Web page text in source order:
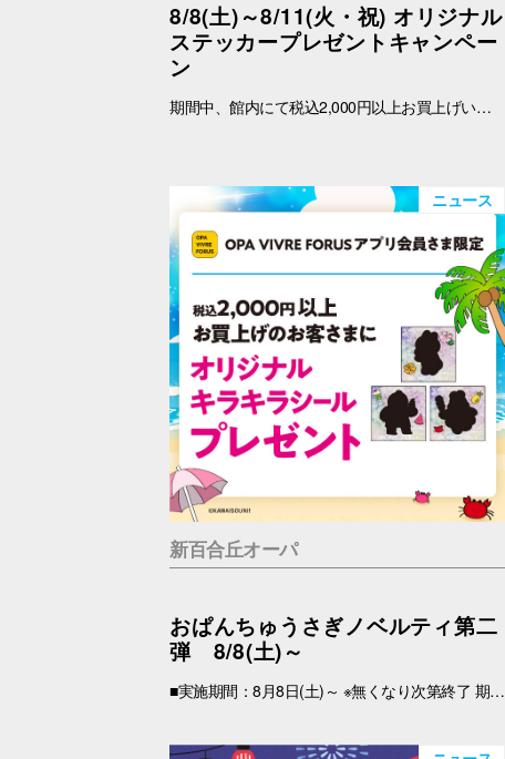
8/8(土)～8/11(火・祝) オリジナル
ステッカープレゼントキャンペー
ン
期間中、館内にて税込2,000円以上お買上げいただき、「OPA VIVRE FORUS アプリ」の対象画面をご提示いただいたお客さまに、先着でここでしか手に入らない「オリジナルキラキラステッカー」をプレゼントいたします！ ぜひこの機会に、お買い物と合わせて限定ノベルティをゲットしてください。 （※本企画は、アプリ会員さま限定となります） ■配布期間 2026年8月8日(土)～8月11日(火・祝) ※各日の実施時間は、引換時間に準じます。 ※ノベルティはなくなり次第、配布を終了いたします。 ※一部実施していない店舗がございます。 ■ノベルティ内容 キラキラステッカー (全3種) ■引換条件 期間中、以下の2点を引換カウンターにてご提示ください。 ① 館内でお買上げいただいた、税込2,000円以上のレシート（合算可） ② 「OPA VIVRE FORUS アプリ」のクーポン画面 ■引換場所・引換時間 引換場所：1階 インフォメーション 引換時間：10:30 ～ 19：30 ■注意事項 ※ノベルティは数量限定のため、なくなり次第終了となりますので予めご了承ください。 ※ノベルティはランダムでのお渡しとなります。重複した場合でも、種類の変更・交換はいたしかねます。 ※ノベルティの引き換えは、おひとりさま3枚までとなります。 ※お買上げレシートは、期間中の秋田オーパのものに限ります（一部対象外のショップ・商品がございます） ※秋田オーパのレシートのみ対象。館をまたいだレシートの合算は不可。 ※画像はイメージです。実際のノベルティとは異なる場合がございます。 ▼詳しくはコチラ▼ https://www.opa-club.com/contents/opanchuusagi_2026/ ▼アプリについて詳しくはこちら！ ▼ https://www.opa-club.com/contents/app/
ニュース
新百合丘オーパ
おぱんちゅうさぎノベルティ第二
弾 8/8(土)～
■実施期間：8月8日(土)～ ※無くなり次第終了 期間中、税込2,000円以上(合算可)お買上げのOPA VIVRE FORUSアプリ会員さま限定で、「キラキラシール」 をプレゼント！ アプリの【クーポン画面】と【税込2,000円以上のレシート(合算可)】をお持ちの上、引換場所にお越しくださいませ。 ※新百合丘オーパのレシートのみ対象。館をまたいだレシートの合算は不可。 ※絵柄はお選びいただけません。 ■レシート対象期間 2026年8月8日(土)～ ■引換場所・引換時間 引換場所：B1F インフォメーション 引換時間：10:00～21:00 ■注意事項 ※ノベルティは数量限定のため、なくなり次第終了となりますので予めご了承ください。 ※ノベルティの引き換えは、おひとりさま3枚までとなります。 ※お買上げレシートは、期間中の対象店舗のものに限ります（一部対象外のショップ・商品がございます） ※新百合丘オーパのレシートのみ対象。館をまたいだレシートの合算は不可。 ※絵柄はお選びいただけません。 ※画像はイメージです。 ＜レシート対象外ショップ＞ B1F：HIS 1F：調剤薬局 2F：フェリーチェデンタルクリニック、楽天モバイル、免許の窓口 4F：セレスの館 5F：ガールズミニョン、ガシャポンのデパート、ソフトバンク、なんぼや、ほけんの窓口